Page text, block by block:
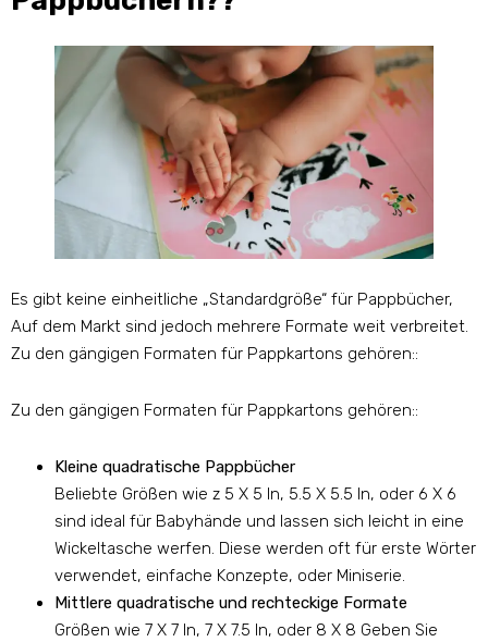
Es gibt keine einheitliche „Standardgröße“ für Pappbücher,
Auf dem Markt sind jedoch mehrere Formate weit verbreitet.
Zu den gängigen Formaten für Pappkartons gehören::
Zu den gängigen Formaten für Pappkartons gehören::
Kleine quadratische Pappbücher
Beliebte Größen wie z 5 X 5 In, 5.5 X 5.5 In, oder 6 X 6
sind ideal für Babyhände und lassen sich leicht in eine
Wickeltasche werfen. Diese werden oft für erste Wörter
verwendet, einfache Konzepte, oder Miniserie.
Mittlere quadratische und rechteckige Formate
Größen wie 7 X 7 In, 7 X 7.5 In, oder 8 X 8 Geben Sie